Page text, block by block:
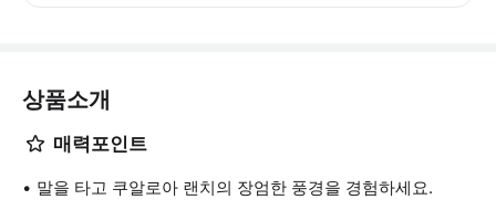
상품소개
매력포인트
말을 타고 쿠알로아 랜치의 장엄한 풍경을 경험하세요.